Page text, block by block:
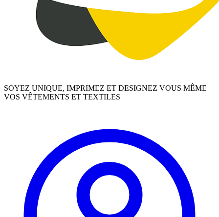
SOYEZ UNIQUE, IMPRIMEZ ET DESIGNEZ VOUS MÊME
VOS VÊTEMENTS ET TEXTILES